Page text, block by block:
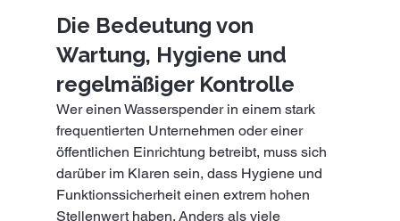
Die Bedeutung von
Wartung, Hygiene und
regelmäßiger Kontrolle
Wer einen Wasserspender in einem stark
frequentierten Unternehmen oder einer
öffentlichen Einrichtung betreibt, muss sich
darüber im Klaren sein, dass Hygiene und
Funktionssicherheit einen extrem hohen
Stellenwert haben. Anders als viele